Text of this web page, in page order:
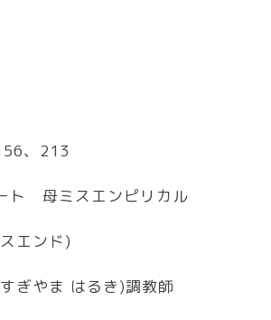
、213
ト 母ミスエンピリカル
エンド)
ぎやま はるき)調教師